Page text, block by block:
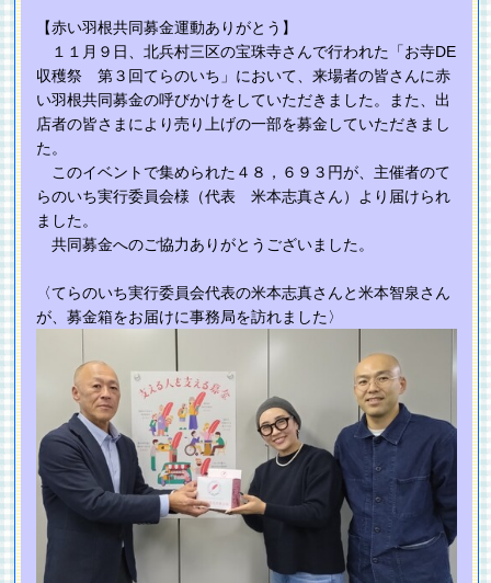
【赤い羽根共同募金運動ありがとう】
１１月９日、北兵村三区の宝珠寺さんで行われた「お寺DE
収穫祭 第３回てらのいち」において、来場者の皆さんに赤
い羽根共同募金の呼びかけをしていただきました。また、出
店者の皆さまにより売り上げの一部を募金していただきまし
た。
このイベントで集められた４８，６９３円が、主催者のて
らのいち実行委員会様（代表 米本志真さん）より届けられ
ました。
共同募金へのご協力ありがとうございました。
〈てらのいち実行委員会代表の米本志真さんと米本智泉さん
が、募金箱をお届けに事務局を訪れました〉